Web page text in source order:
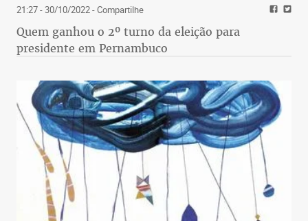
21:27 - 30/10/2022- Compartilhe
Quem ganhou o 2º turno da eleição para
presidente em Pernambuco